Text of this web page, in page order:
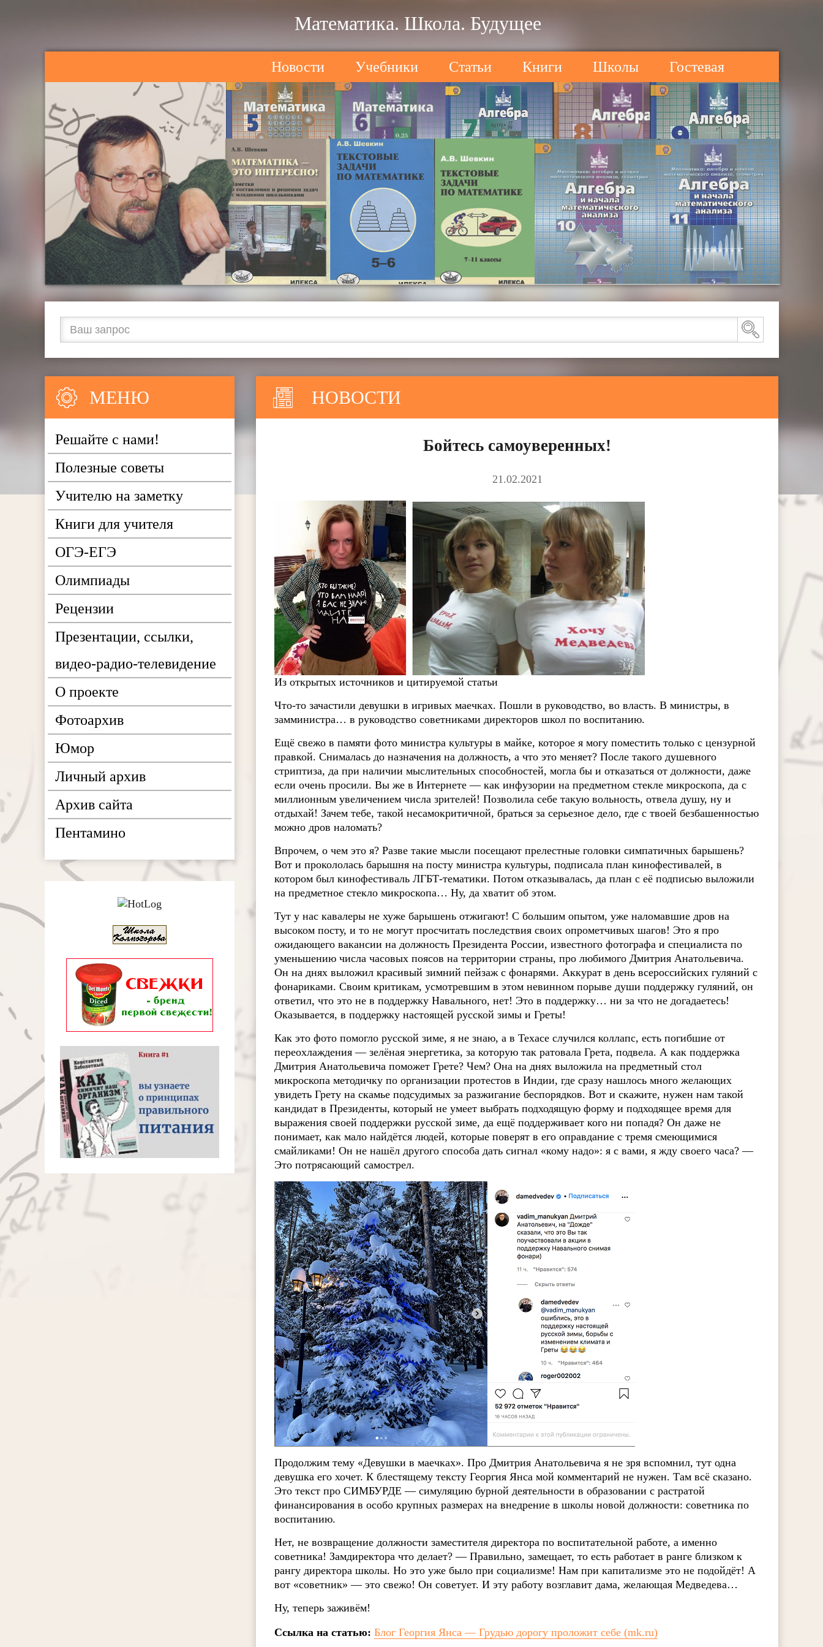
Математика. Школа. Будущее
Новости Учебники Статьи Книги Школы Гостевая
НОВОСТИ
Бойтесь самоуверенных!
21.02.2021
Из открытых источников и цитируемой статьи
Что-то зачастили девушки в игривых маечках. Пошли в руководство, во власть. В министры, в
замминистра… в руководство советниками директоров школ по воспитанию.
Ещё свежо в памяти фото министра культуры в майке, которое я могу поместить только с цензурной
правкой. Снималась до назначения на должность, а что это меняет? После такого душевного
стриптиза, да при наличии мыслительных способностей, могла бы и отказаться от должности, даже
если очень просили. Вы же в Интернете — как инфузории на предметном стекле микроскопа, да с
миллионным увеличением числа зрителей! Позволила себе такую вольность, отвела душу, ну и
отдыхай! Зачем тебе, такой несамокритичной, браться за серьезное дело, где с твоей безбашенностью
можно дров наломать?
Впрочем, о чем это я? Разве такие мысли посещают прелестные головки симпатичных барышень?
Вот и прокололась барышня на посту министра культуры, подписала план кинофестивалей, в
котором был кинофестиваль ЛГБТ-тематики. Потом отказывалась, да план с её подписью выложили
на предметное стекло микроскопа… Ну, да хватит об этом.
Тут у нас кавалеры не хуже барышень отжигают! С большим опытом, уже наломавшие дров на
высоком посту, и то не могут просчитать последствия своих опрометчивых шагов! Это я про
ожидающего вакансии на должность Президента России, известного фотографа и специалиста по
уменьшению числа часовых поясов на территории страны, про любимого Дмитрия Анатольевича.
Он на днях выложил красивый зимний пейзаж с фонарями. Аккурат в день всероссийских гуляний с
фонариками. Своим критикам, усмотревшим в этом невинном порыве души поддержку гуляний, он
ответил, что это не в поддержку Навального, нет! Это в поддержку… ни за что не догадаетесь!
Оказывается, в поддержку настоящей русской зимы и Греты!
Как это фото помогло русской зиме, я не знаю, а в Техасе случился коллапс, есть погибшие от
переохлаждения — зелёная энергетика, за которую так ратовала Грета, подвела. А как поддержка
Дмитрия Анатольевича поможет Грете? Чем? Она на днях выложила на предметный стол
микроскопа методичку по организации протестов в Индии, где сразу нашлось много желающих
увидеть Грету на скамье подсудимых за разжигание беспорядков. Вот и скажите, нужен нам такой
кандидат в Президенты, который не умеет выбрать подходящую форму и подходящее время для
выражения своей поддержки русской зиме, да ещё поддерживает кого ни попадя? Он даже не
понимает, как мало найдётся людей, которые поверят в его оправдание с тремя смеющимися
смайликами! Он не нашёл другого способа дать сигнал «кому надо»: я с вами, я жду своего часа? —
Это потрясающий самострел.
Продолжим тему «Девушки в маечках». Про Дмитрия Анатольевича я не зря вспомнил, тут одна
девушка его хочет. К блестящему тексту Георгия Янса мой комментарий не нужен. Там всё сказано.
Это текст про СИМБУРДЕ — симуляцию бурной деятельности в образовании с растратой
финансирования в особо крупных размерах на внедрение в школы новой должности: советника по
воспитанию.
Нет, не возвращение должности заместителя директора по воспитательной работе, а именно
советника! Замдиректора что делает? — Правильно, замещает, то есть работает в ранге близком к
рангу директора школы. Но это уже было при социализме! Нам при капитализме это не подойдёт! А
вот «советник» — это свежо! Он советует. И эту работу возглавит дама, желающая Медведева…
Ну, теперь заживём!
Ссылка на статью: Блог Георгия Янса — Грудью дорогу проложит себе (mk.ru)
МЕНЮ
Решайте с нами!
Полезные советы
Учителю на заметку
Книги для учителя
ОГЭ-ЕГЭ
Олимпиады
Рецензии
Презентации, ссылки,
видео-радио-телевидение
О проекте
Фотоархив
Юмор
Личный архив
Архив сайта
Пентамино